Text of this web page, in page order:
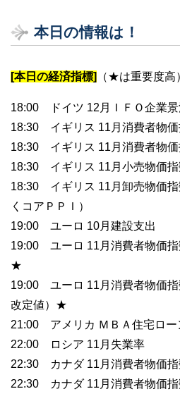
本日の情報は！
[本日の経済指標] （★は重要度高
18:00 ドイツ 12月ＩＦＯ企業景
18:30 イギリス 11月消費者物価
18:30 イギリス 11月消費者物価
18:30 イギリス 11月小売物価指
18:30 イギリス 11月卸売物価指
くコアＰＰＩ）
19:00 ユーロ 10月建設支出
19:00 ユーロ 11月消費者物価指
★
19:00 ユーロ 11月消費者物価指
改定値）★
21:00 アメリカ ＭＢＡ住宅ロー
22:00 ロシア 11月失業率
22:30 カナダ 11月消費者物価指
22:30 カナダ 11月消費者物価指